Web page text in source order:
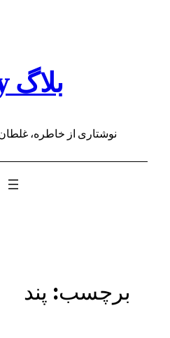
بلاگ alty
نوشتاری از خاطره،
برچسب: پند